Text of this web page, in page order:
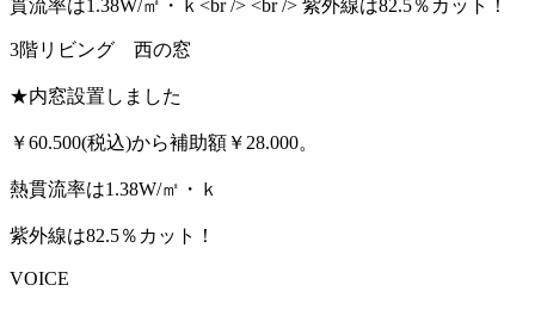
3階リビング 西の窓
★内窓設置しました
￥60.500(税込)から補助額￥28.000。
熱貫流率は1.38W/㎡・ｋ
紫外線は82.5％カット！
VOICE